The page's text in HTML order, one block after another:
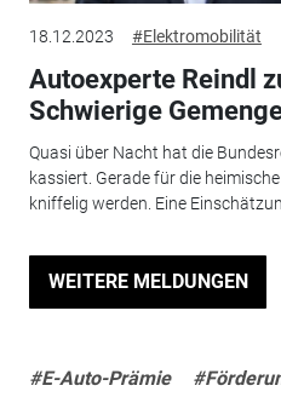
18.12.2023 #Elektromobilität
Autoexperte Reindl
Schwierige
Quasi über Nacht hat die
kassiert. Gerade für die
kniffelig werden. Eine
WEITERE MELDUNGEN
#E-Auto-Prämie